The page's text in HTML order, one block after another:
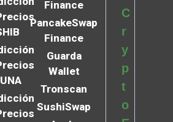
Finance
PancakeSwap
Finance
Guarda
Wallet
Tronscan
SushiSwap
C
r
y
p
t
o